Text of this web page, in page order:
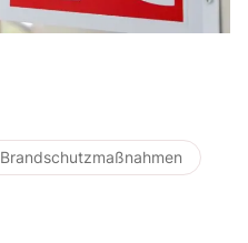
Brandschutzmaßnahmen